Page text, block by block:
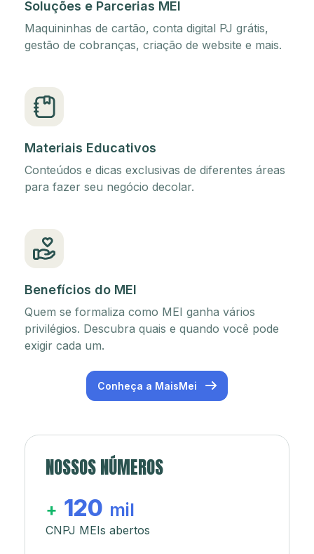
Soluções e Parcerias MEI
Maquininhas de cartão, conta digital PJ grátis,
gestão de cobranças, criação de website e mais.
Materiais Educativos
Conteúdos e dicas exclusivas de diferentes áreas
para fazer seu negócio decolar.
Benefícios do MEI
Quem se formaliza como MEI ganha vários
privilégios. Descubra quais e quando você pode
exigir cada um.
Conheça a MaisMei
NOSSOS NÚMEROS
+ 120 mil
CNPJ MEIs abertos